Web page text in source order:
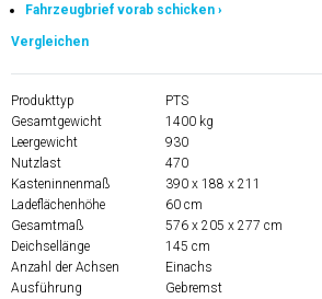
Fahrzeugbrief vorab schicken ›
Vergleichen
Produkttyp
PTS
Gesamtgewicht
1400 kg
Leergewicht
930
Nutzlast
470
Kasteninnenmaß
390 x 188 x 211
Ladeflächenhöhe
60 cm
Gesamtmaß
576 x 205 x 277 cm
Deichsellänge
145 cm
Anzahl der Achsen
Einachs
Ausführung
Gebremst